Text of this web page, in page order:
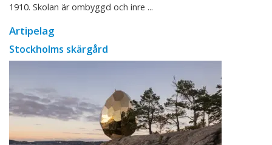
1910. Skolan är ombyggd och inre ...
Artipelag
Stockholms skärgård